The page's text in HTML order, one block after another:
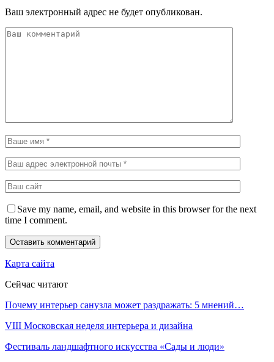
Ваш электронный адрес не будет опубликован.
Save my name, email, and website in this browser for the next
time I comment.
Карта сайта
Сейчас читают
Почему интерьер санузла может раздражать: 5 мнений…
VIII Московская неделя интерьера и дизайна
Фестиваль ландшафтного искусства «Сады и люди»